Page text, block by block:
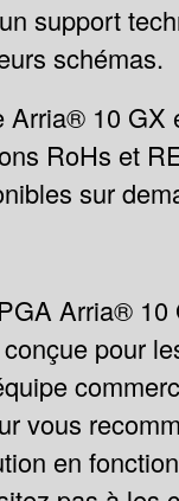
support
schémas.
Arria® 10 GX
RoHs et
sur
Arria® 10
pour
vous
en